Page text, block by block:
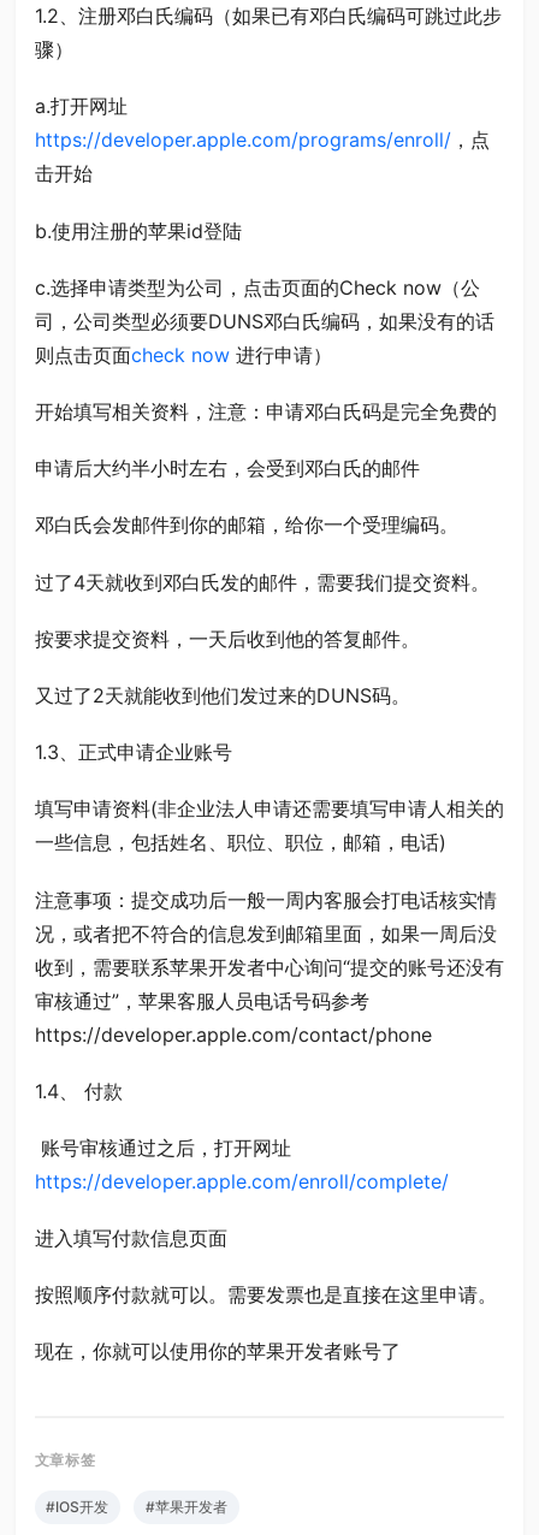
1.2、注册邓白氏编码（如果已有邓白氏编码可跳过此步
骤）
a.打开网址
https://developer.apple.com/programs/enroll/，点
击开始
b.使用注册的苹果id登陆
c.选择申请类型为公司，点击页面的Check now（公
司，公司类型必须要DUNS邓白氏编码，如果没有的话
则点击页面check now进行申请）
开始填写相关资料，注意：申请邓白氏码是完全免费的
申请后大约半小时左右，会受到邓白氏的邮件
邓白氏会发邮件到你的邮箱，给你一个受理编码。
过了4天就收到邓白氏发的邮件，需要我们提交资料。
按要求提交资料，一天后收到他的答复邮件。
又过了2天就能收到他们发过来的DUNS码。
1.3、正式申请企业账号
填写申请资料(非企业法人申请还需要填写申请人相关的
一些信息，包括姓名、职位、职位，邮箱，电话)
注意事项：提交成功后一般一周内客服会打电话核实情
况，或者把不符合的信息发到邮箱里面，如果一周后没
收到，需要联系苹果开发者中心询问“提交的账号还没有
审核通过”，苹果客服人员电话号码参考
https://developer.apple.com/contact/phone
1.4、 付款
账号审核通过之后，打开网址
https://developer.apple.com/enroll/complete/
进入填写付款信息页面
按照顺序付款就可以。需要发票也是直接在这里申请。
现在，你就可以使用你的苹果开发者账号了
#IOS开发 #苹果开发者